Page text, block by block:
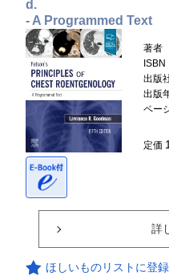
d.
- A Programmed Text
著者
ISBN
出版
出版
ペー
定価
詳
ほしいものリストに登録